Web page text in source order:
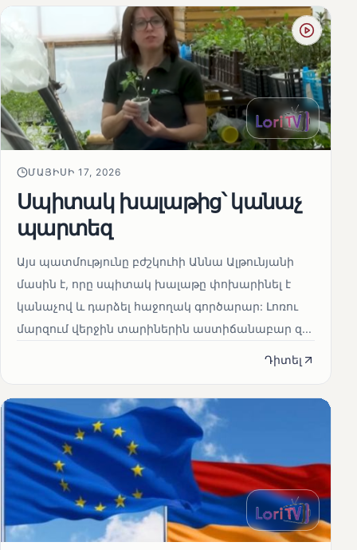
ՄԱՅԻՍԻ 17, 2026
Սպիտակ խալաթից՝ կանաչ
պարտեզ
Այս պատմությունը բժշկուհի Աննա Ալթունյանի
մասին է, որը սպիտակ խալաթը փոխարինել է
կանաչով և դարձել հաջողակ գործարար: Լոռու
մարզում վերջին տարիներին աստիճանաբար զ...
Դիտել